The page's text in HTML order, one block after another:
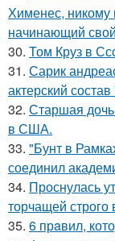
Хименес, никому
начинающий
30. Том Круз в
31. Сарик
актерский
32. Старшая
в США.
33. "Бунт в
соединил
34. Проснулась
торчащей строго
35. 6 прaвил,